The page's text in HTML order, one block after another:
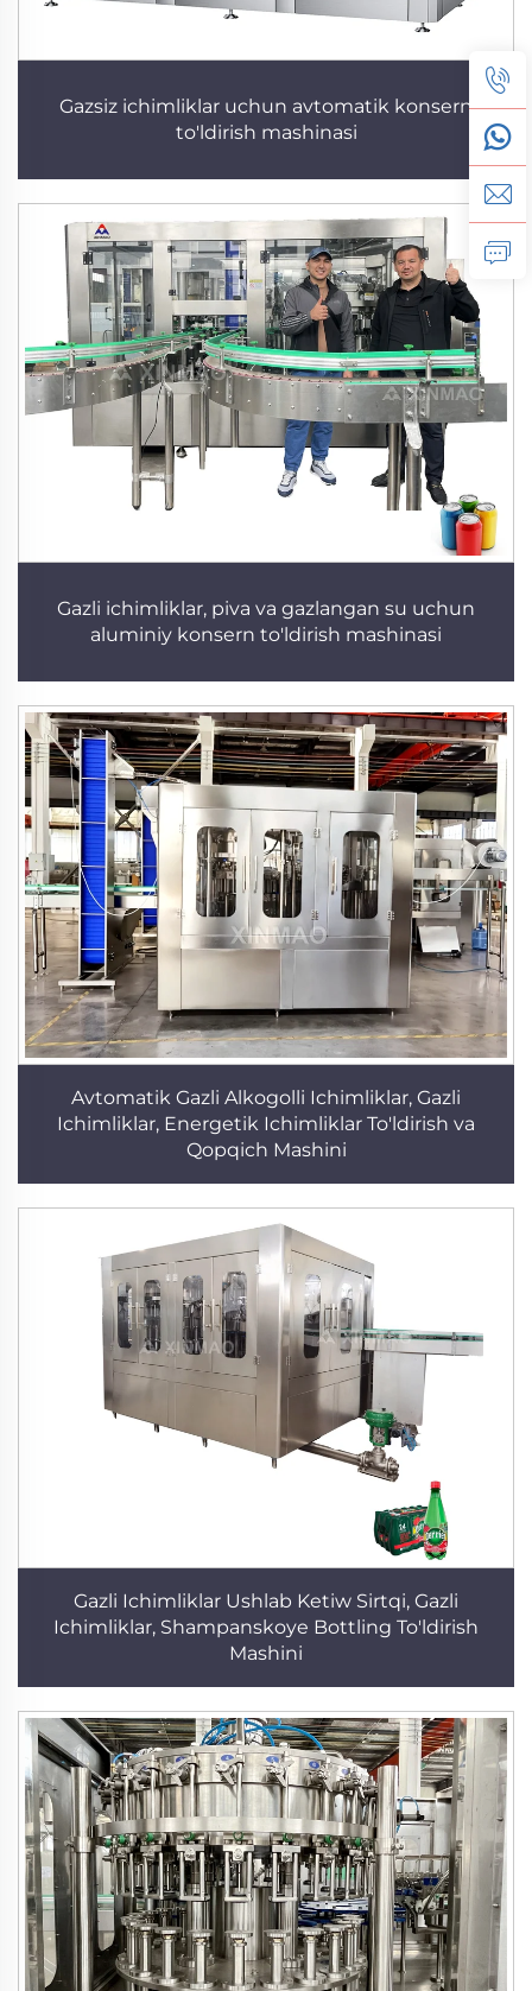
Gazsiz ichimliklar uchun avtomatik konsern
to'ldirish mashinasi
Gazli ichimliklar, piva va gazlangan su uchun
aluminiy konsern to'ldirish mashinasi
Avtomatik Gazli Alkogolli Ichimliklar, Gazli
Ichimliklar, Energetik Ichimliklar To'ldirish va
Qopqich Mashini
Gazli Ichimliklar Ushlab Ketiw Sirtqi, Gazli
Ichimliklar, Shampanskoye Bottling To'ldirish
Mashini